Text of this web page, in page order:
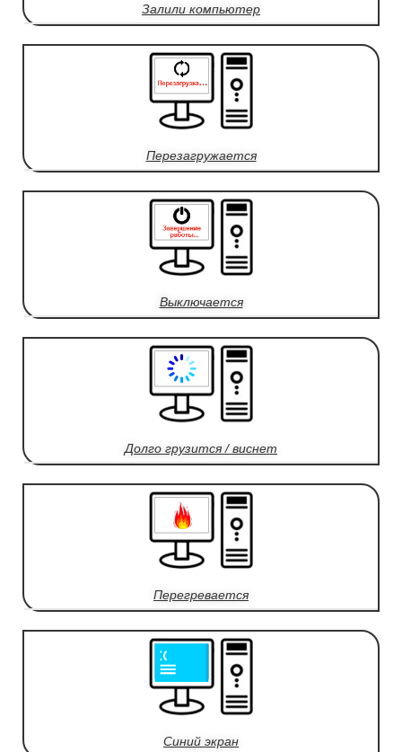
Залили компьютер
Перезагружается
Выключается
Долго грузится / виснет
Перегревается
Синий экран